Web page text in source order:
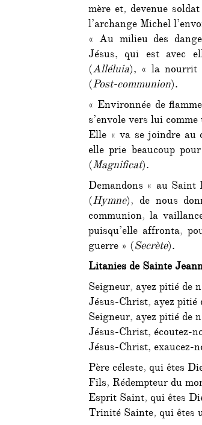
mère et, devenue
l’archange Michel
« Au milieu des
Jésus, qui est avec
(Alléluia), « la nourrit
(Post-communion).
« Environnée de
s’envole vers lui
Elle « va se joindre au
elle prie beaucoup
(Magnificat).
Demandons « au Saint
(Hymne), de nous
communion, la
puisqu’elle affronta,
guerre » (Secrète).
Litanies de Sainte
Seigneur, ayez pitié de
Jésus-Christ, ayez pitié
Seigneur, ayez pitié de
Jésus-Christ, écoutez-
Jésus-Christ, exaucez-
Père céleste, qui êtes
Fils, Rédempteur du
Esprit Saint, qui êtes
Trinité Sainte, qui êtes